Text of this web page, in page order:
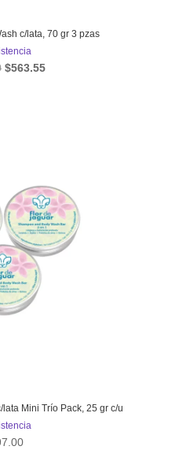
c/lata, 70 gr 3 pzas
El
$563.55El
Mini Trío Pack, 25 gr c/u